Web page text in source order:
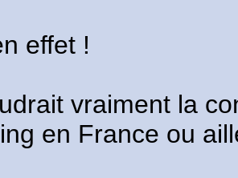
effet !
vraiment la
en France ou